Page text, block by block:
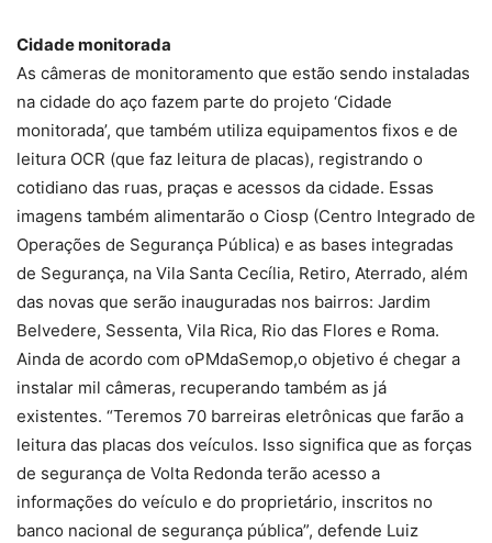
Cidade monitorada
As câmeras de monitoramento que estão sendo instaladas
na cidade do aço fazem parte do projeto ‘Cidade
monitorada’, que também utiliza equipamentos fixos e de
leitura OCR (que faz leitura de placas), registrando o
cotidiano das ruas, praças e acessos da cidade. Essas
imagens também alimentarão o Ciosp (Centro Integrado de
Operações de Segurança Pública) e as bases integradas
de Segurança, na Vila Santa Cecília, Retiro, Aterrado, além
das novas que serão inauguradas nos bairros: Jardim
Belvedere, Sessenta, Vila Rica, Rio das Flores e Roma.
Ainda de acordo com oPMdaSemop,o objetivo é chegar a
instalar mil câmeras, recuperando também as já
existentes. “Teremos 70 barreiras eletrônicas que farão a
leitura das placas dos veículos. Isso significa que as forças
de segurança de Volta Redonda terão acesso a
informações do veículo e do proprietário, inscritos no
banco nacional de segurança pública”, defende Luiz